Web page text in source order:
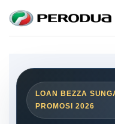
content
LOAN BEZZA
PROMOSI 2026